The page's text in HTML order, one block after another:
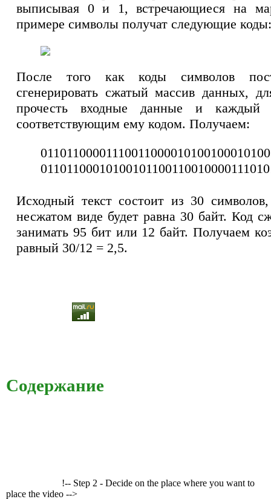
выписывая 0 и 1, встречающиеся на
примере символы получат следующие коды:
После того как коды символов
сгенерировать сжатый массив данных,
прочесть входные данные и каждый
соответствующим ему кодом. Получаем:
Исходный текст состоит из 30
несжатом виде будет равна 30 байт. Код
занимать 95 бит или 12 байт. Получаем
равный 30/12 = 2,5.
Содержание
!-- Step 2 - Decide on the place where you want to
place the video -->